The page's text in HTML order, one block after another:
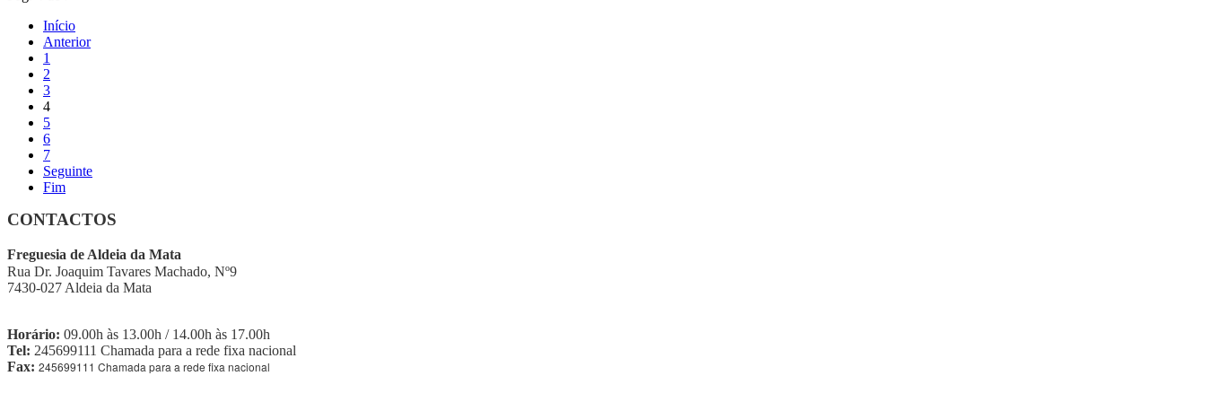
Início
Anterior
1
2
3
4
5
6
7
Seguinte
Fim
CONTACTOS
Freguesia de Aldeia da Mata
Rua Dr. Joaquim Tavares Machado, Nº9
7430-027 Aldeia da Mata
Horário: 09.00h às 13.00h / 14.00h às 17.00h
Tel: 245699111 Chamada para a rede fixa nacional
Fax: 245699111 Chamada para a rede fixa nacional